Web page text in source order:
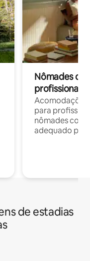
Nômades
profissionais
para
nômades com
adequado
de estadias